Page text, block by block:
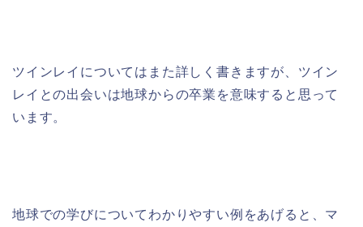
ツインレイについてはまた詳しく書きますが、ツイン
レイとの出会いは地球からの卒業を意味すると思って
います。
地球での学びについてわかりやすい例をあげると、マ